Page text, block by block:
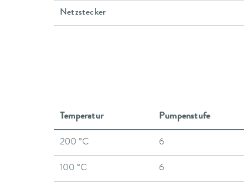
Netzstecker
Temperatur Pumpenstufe
200 °C 6
100 °C 6